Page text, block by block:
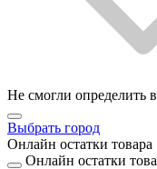
Не смогли определить
Выбрать город
Онлайн остатки товара
Онлайн остатки